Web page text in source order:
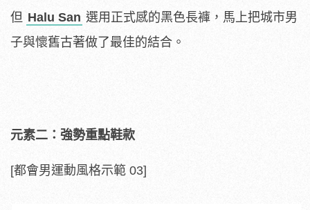
但 Halu San 選用正式感的黑色長褲，馬上把城市男
子與懷舊古著做了最佳的結合。
元素二 ：強勢重點鞋款
[都會男運動風格示範 03]